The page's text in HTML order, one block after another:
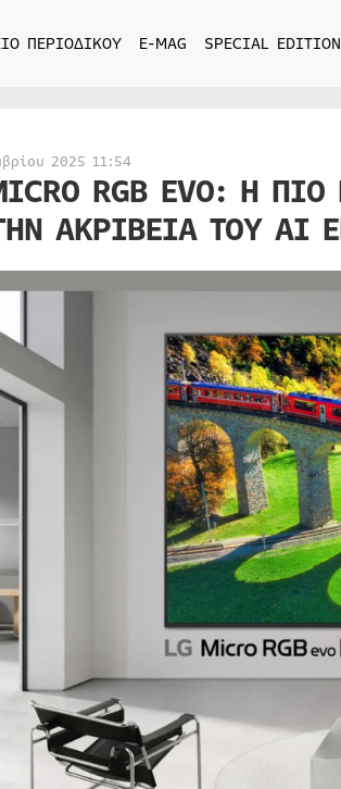
ΠΕΡΙΟΔΙΚΟΥ E-MAG SPECIAL EDITION
2025 11:54
RGB EVO: Η
ΑΚΡΙΒΕΙΑ ΤΟΥ AI